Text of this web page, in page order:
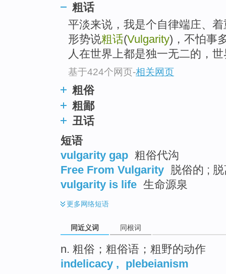
粗话
平淡来说，我是个自律端庄、
形势说粗话(Vulgarity)，不怕事
人在世界上都是独一无二的，
基于424个网页-相关网页
粗俗
粗鄙
丑话
短语
vulgarity gap 粗俗代沟
Free From Vulgarity 脱俗的 ;
vulgarity is life 生命源泉
更多网络短语
同近义词 同根词
n. 粗俗；粗俗语；粗野的动作
indelicacy , plebeianism